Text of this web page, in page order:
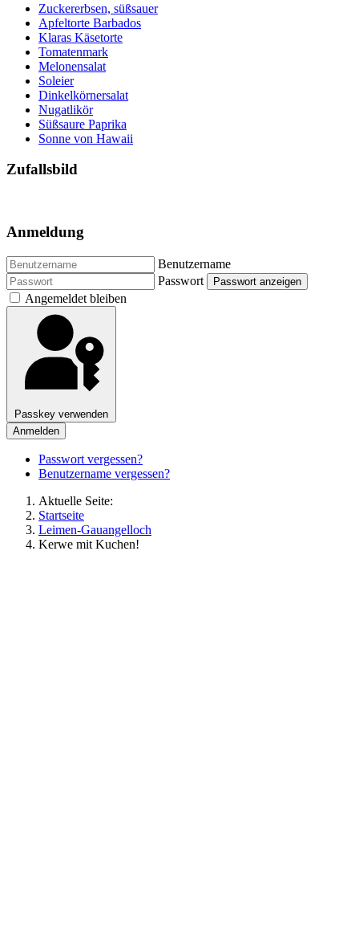
Zuckererbsen, süßsauer
Apfeltorte Barbados
Klaras Käsetorte
Tomatenmark
Melonensalat
Soleier
Dinkelkörnersalat
Nugatlikör
Süßsaure Paprika
Sonne von Hawaii
Zufallsbild
Anmeldung
Benutzername
Passwort
Passwort anzeigen
Angemeldet bleiben
Passkey verwenden
Anmelden
Passwort vergessen?
Benutzername vergessen?
Aktuelle Seite:
Startseite
Leimen-Gauangelloch
Kerwe mit Kuchen!